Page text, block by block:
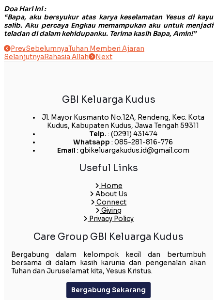
Doa Hari Ini :
“Bapa, aku bersyukur atas karya keselamatan Yesus di kayu
salib. Aku percaya Engkau memampukan aku untuk menjadi
teladan di dalam kehidupanku. Terima kasih Bapa, Amin!”
PrevSebelumnyaTuhan Memberi Ajaran
Selanjutnya Rahasia Allah Next
GBI Keluarga Kudus
Jl. Mayor Kusmanto No.12A, Rendeng, Kec. Kota
Kudus, Kabupaten Kudus, Jawa Tengah 59311
Telp. : (0291) 431474
Whatsapp : 085-281-816-776
Email : gbikeluargakudus.id@gmail.com
Useful Links
Home
About Us
Connect
Giving
Privacy Policy
Care Group GBI Keluarga Kudus
Bergabung dalam kelompok kecil dan bertumbuh
bersama di dalam kasih karunia dan pengenalan akan
Tuhan dan Juruselamat kita, Yesus Kristus.
Bergabung Sekarang